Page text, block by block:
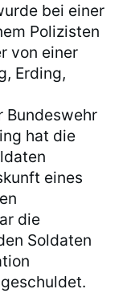
bei einer
Polizisten
von einer
Erding,
Bundeswehr
hat die
eines
die
Soldaten